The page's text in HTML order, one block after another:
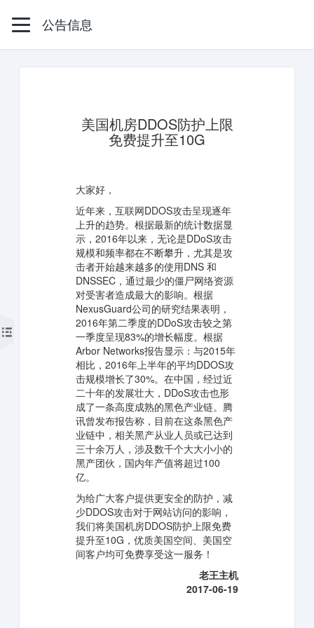
公告信息
美国机房DDOS防护上限
免费提升至10G
大家好，
近年来，互联网DDOS攻击呈现逐年
上升的趋势。根据最新的统计数据显
示，2016年以来，无论是DDoS攻击
规模和频率都在不断攀升，尤其是攻
击者开始越来越多的使用DNS 和
DNSSEC，通过最少的僵尸网络资源
对受害者造成最大的影响。根据
NexusGuard公司的研究结果表明，
2016年第二季度的DDoS攻击较之第
一季度呈现83%的增长幅度。根据
Arbor Networks报告显示：与2015年
相比，2016年上半年的平均DDOS攻
击规模增长了30%。在中国，经过近
二十年的发展壮大，DDoS攻击也形
成了一条高度成熟的黑色产业链。腾
讯曾发布报告称，目前在这条黑色产
业链中，相关黑产从业人员或已达到
三十余万人，涉及数千个大大小小的
黑产团伙，国内年产值将超过100
亿。
为给广大客户提供更安全的防护，减
少DDOS攻击对于网站访问的影响，
我们将美国机房DDOS防护上限免费
提升至10G，优质美国空间、美国空
间客户均可免费享受这一服务！
老王主机
2017-06-19